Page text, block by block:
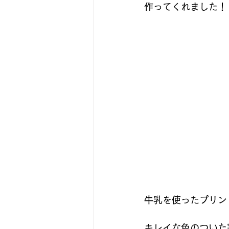
作ってくれました！
牛乳を使ったプリン